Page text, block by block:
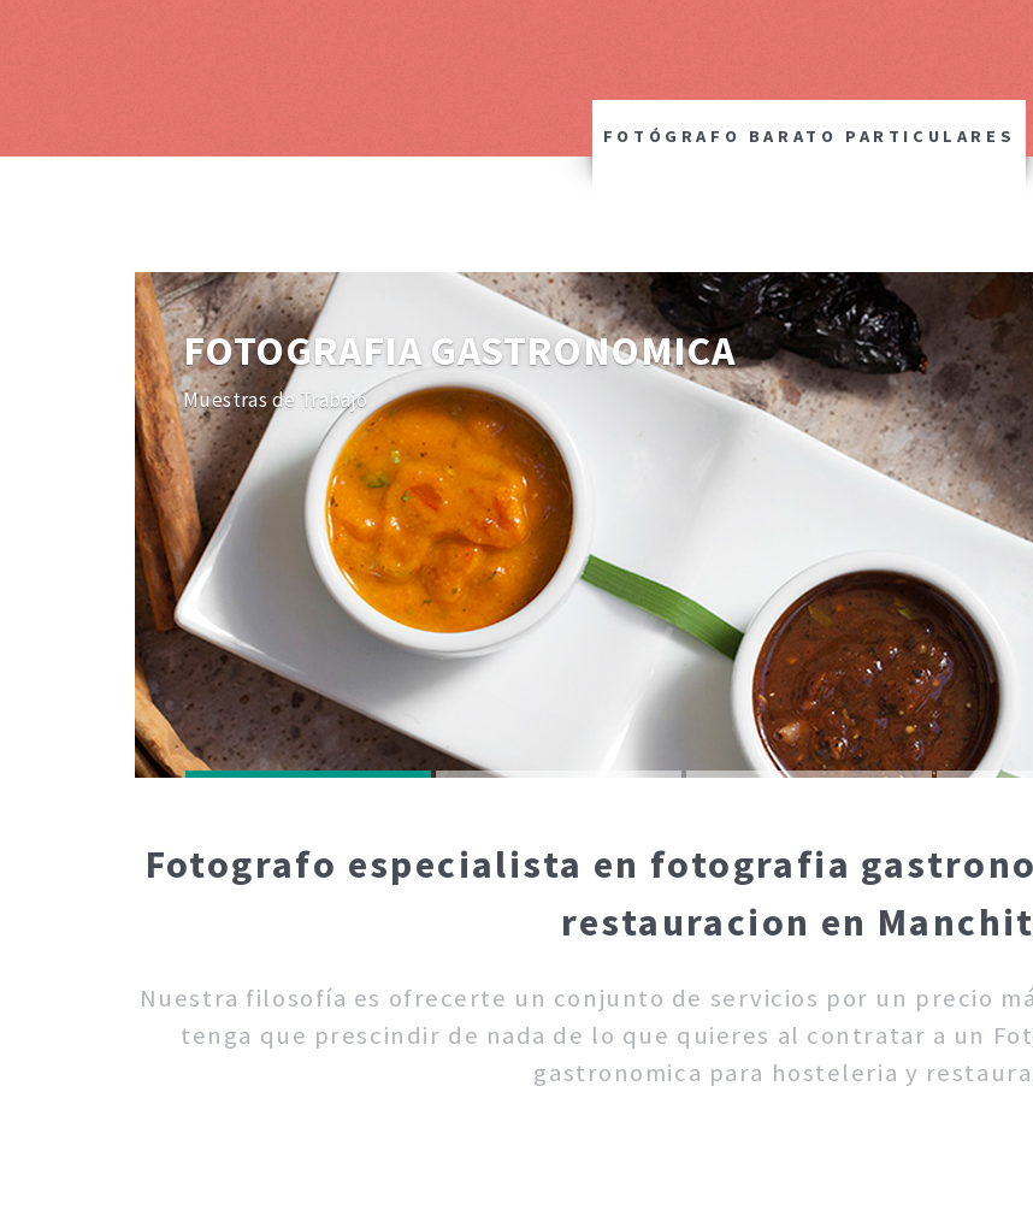
FOTÓGRAFO BARATO PARTICULARES
FOTOGRAFIA GASTRONOMICA
Muestras de Trabajo
Fotografo especialista en fotografia
restauracion en
Nuestra filosofía es ofrecerte un conjunto de servicios por un precio
tenga que prescindir de nada de lo que quieres al contratar a un
gastronomica para hosteleria y